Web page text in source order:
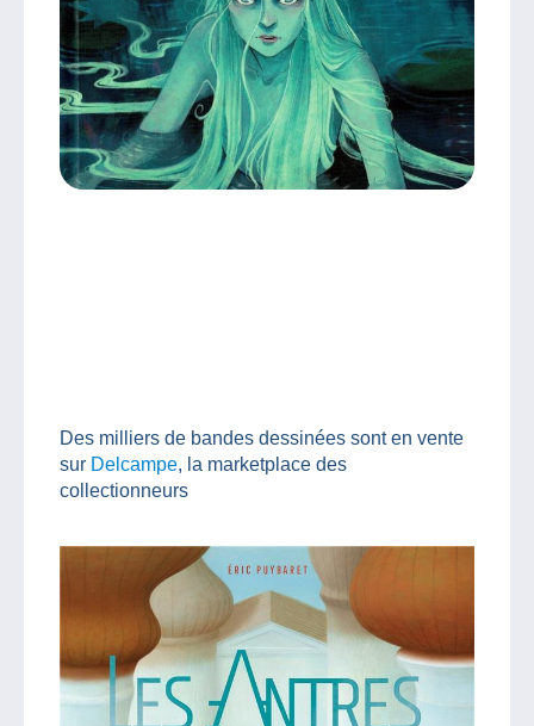
Des milliers de bandes dessinées sont en vente
sur Delcampe, la marketplace des
collectionneurs